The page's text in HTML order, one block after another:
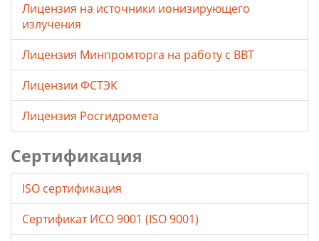
Лицензия на источники ионизирующего
излучения
Лицензия Минпромторга на работу с ВВТ
Лицензии ФСТЭК
Лицензия Росгидромета
Сертификация
ISO сертификация
Сертификат ИСО 9001 (ISO 9001)